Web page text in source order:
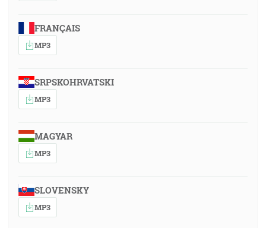
FRANÇAIS
MP3
SRPSKOHRVATSKI
MP3
MAGYAR
MP3
SLOVENSKY
MP3